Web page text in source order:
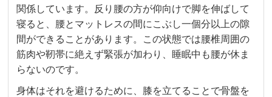
関係しています。反り腰の方が仰向けで脚を伸ばして
寝ると、腰とマットレスの間にこぶし一個分以上の隙
間ができることがあります。この状態では腰椎周囲の
筋肉や靭帯に絶えず緊張が加わり、睡眠中も腰が休ま
らないのです。
身体はそれを避けるために、膝を立てることで骨盤を